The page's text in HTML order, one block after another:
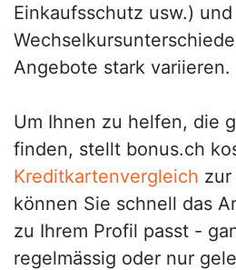
Einkaufsschutz usw.) und
Angebote stark variieren.
Um Ihnen zu helfen, die
finden, stellt bonus.ch
Kreditkartenvergleich
können Sie schnell das
zu Ihrem Profil passt -
regelmässig oder nur